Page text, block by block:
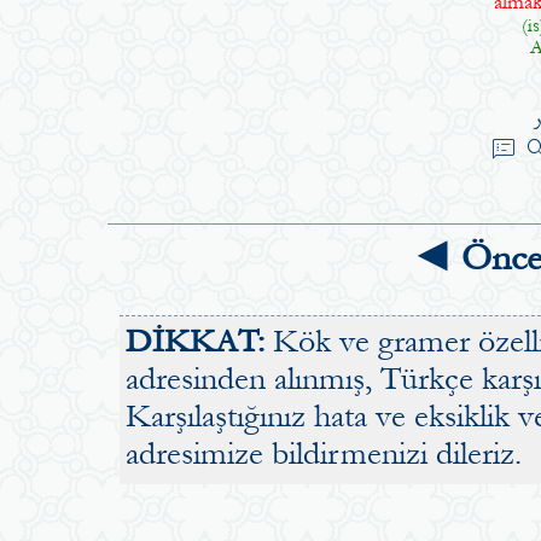
speaker_notes
◄
DİKKAT: Kök ve gramer
adresinden alınmış, Türkçe
Karşılaştığınız hata ve
adresimize bildirmenizi dileriz.